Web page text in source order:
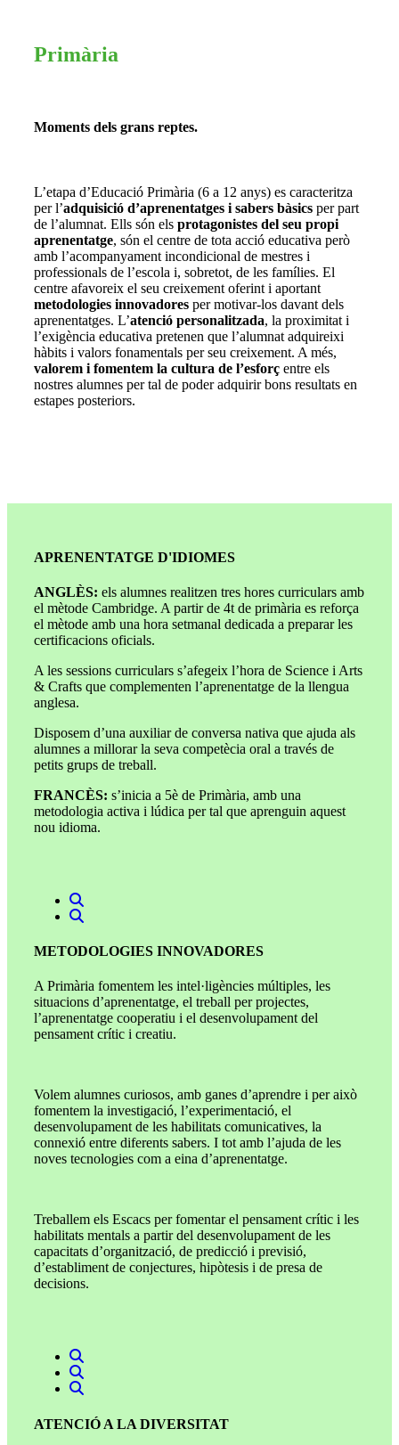
Primària
Moments dels grans reptes.
L’etapa d’Educació Primària (6 a 12 anys) es caracteritza
per l’adquisició d’aprenentatges i sabers bàsics per part
de l’alumnat. Ells són els protagonistes del seu propi
aprenentatge, són el centre de tota acció educativa però
amb l’acompanyament incondicional de mestres i
professionals de l’escola i, sobretot, de les famílies. El
centre afavoreix el seu creixement oferint i aportant
metodologies innovadores per motivar-los davant dels
aprenentatges. L’atenció personalitzada, la proximitat i
l’exigència educativa pretenen que l’alumnat adquireixi
hàbits i valors fonamentals per seu creixement. A més,
valorem i fomentem la cultura de l’esforç entre els
nostres alumnes per tal de poder adquirir bons resultats en
estapes posteriors.
APRENENTATGE D'IDIOMES
ANGLÈS: els alumnes realitzen tres hores curriculars amb
el mètode Cambridge. A partir de 4t de primària es reforça
el mètode amb una hora setmanal dedicada a preparar les
certificacions oficials.
A les sessions curriculars s’afegeix l’hora de Science i Arts
& Crafts que complementen l’aprenentatge de la llengua
anglesa.
Disposem d’una auxiliar de conversa nativa que ajuda als
alumnes a millorar la seva competècia oral a través de
petits grups de treball.
FRANCÈS: s’inicia a 5è de Primària, amb una
metodologia activa i lúdica per tal que aprenguin aquest
nou idioma.
METODOLOGIES INNOVADORES
A Primària fomentem les intel·ligències múltiples, les
situacions d’aprenentatge, el treball per projectes,
l’aprenentatge cooperatiu i el desenvolupament del
pensament crític i creatiu.
Volem alumnes curiosos, amb ganes d’aprendre i per això
fomentem la investigació, l’experimentació, el
desenvolupament de les habilitats comunicatives, la
connexió entre diferents sabers. I tot amb l’ajuda de les
noves tecnologies com a eina d’aprenentatge.
Treballem els Escacs per fomentar el pensament crític i les
habilitats mentals a partir del desenvolupament de les
capacitats d’organització, de predicció i previsió,
d’establiment de conjectures, hipòtesis i de presa de
decisions.
ATENCIÓ A LA DIVERSITAT